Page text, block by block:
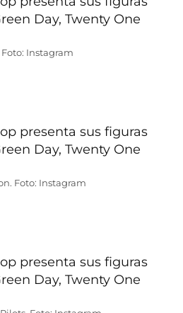
Instagram
Foto: Instagram